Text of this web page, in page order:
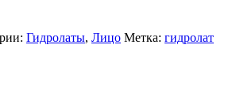
Гидролаты, Лицо Метка: гидролат